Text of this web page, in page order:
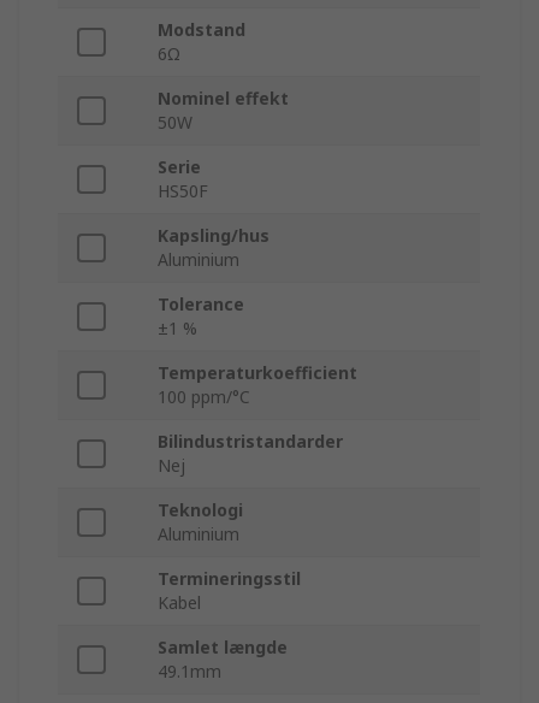
Modstand
6Ω
Nominel effekt
50W
Serie
HS50F
Kapsling/hus
Aluminium
Tolerance
±1 %
Temperaturkoefficient
100 ppm/°C
Bilindustristandarder
Nej
Teknologi
Aluminium
Termineringsstil
Kabel
Samlet længde
49.1mm